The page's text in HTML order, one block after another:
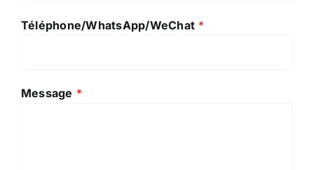
Téléphone/WhatsApp/WeChat *
Message *